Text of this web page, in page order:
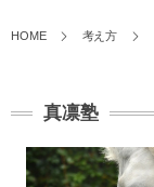
HOME 考え方
真凛塾